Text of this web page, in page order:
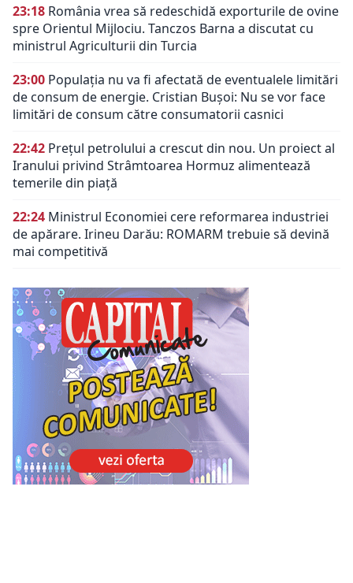
23:18 România vrea să redeschidă exporturile de ovine
spre Orientul Mijlociu. Tanczos Barna a discutat cu
ministrul Agriculturii din Turcia
23:00 Populația nu va fi afectată de eventualele limitări
de consum de energie. Cristian Bușoi: Nu se vor face
limitări de consum către consumatorii casnici
22:42 Prețul petrolului a crescut din nou. Un proiect al
Iranului privind Strâmtoarea Hormuz alimentează
temerile din piață
22:24 Ministrul Economiei cere reformarea industriei
de apărare. Irineu Darău: ROMARM trebuie să devină
mai competitivă